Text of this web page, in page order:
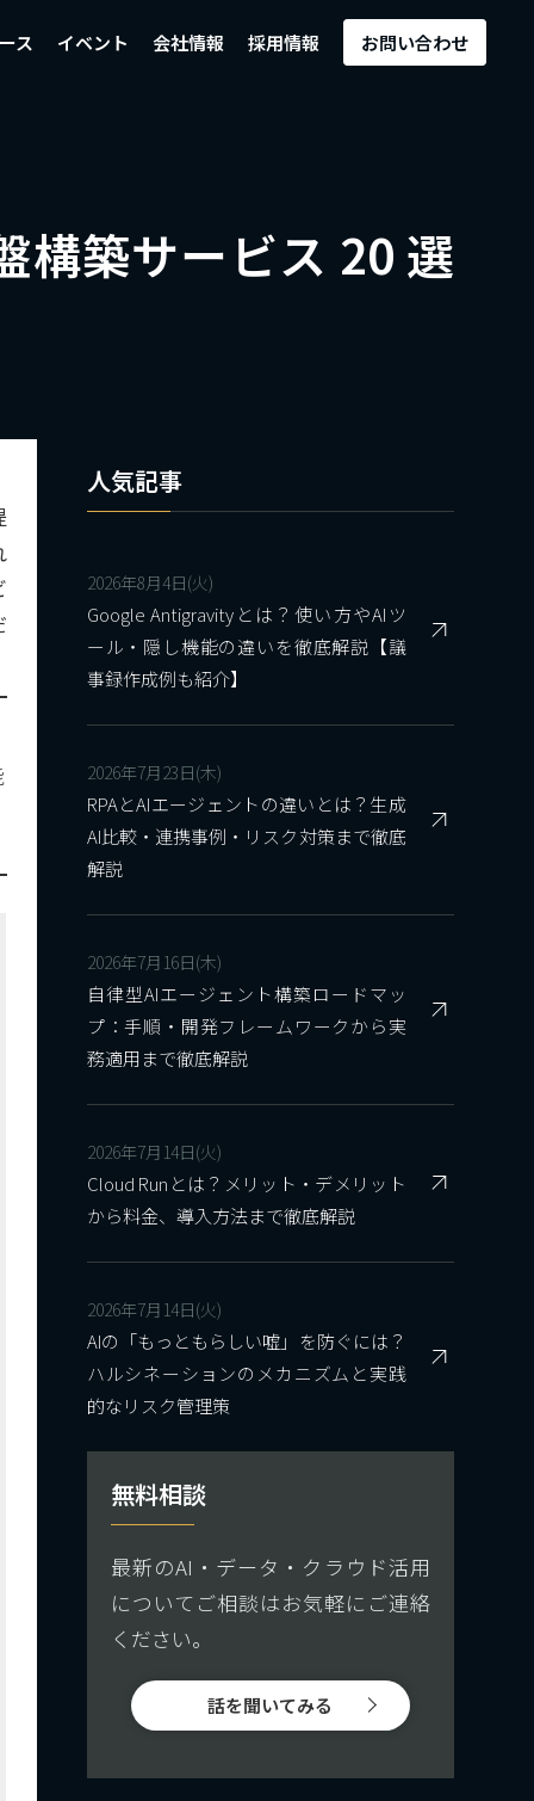
ス イベント 会社情報 採用情報 お問い合わせ
構築サービス 20 選
人気記事
2026年8月4日(火)
Google Antigravityとは？使い方やAIツ
ール・隠し機能の違いを徹底解説【議
事録作成例も紹介】
2026年7月23日(木)
RPAとAIエージェントの違いとは？生成
AI比較・連携事例・リスク対策まで徹底
解説
2026年7月16日(木)
自律型AIエージェント構築ロードマッ
プ：手順・開発フレームワークから実
務適用まで徹底解説
2026年7月14日(火)
Cloud Runとは？メリット・デメリット
から料金、導入方法まで徹底解説
2026年7月14日(火)
AIの「もっともらしい嘘」を防ぐには？
ハルシネーションのメカニズムと実践
的なリスク管理策
無料相談
最新のAI・データ・クラウド活用
についてご相談はお気軽にご連絡
ください。
話を聞いてみる